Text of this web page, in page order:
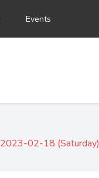
Events
2023-02-18 (Saturday)